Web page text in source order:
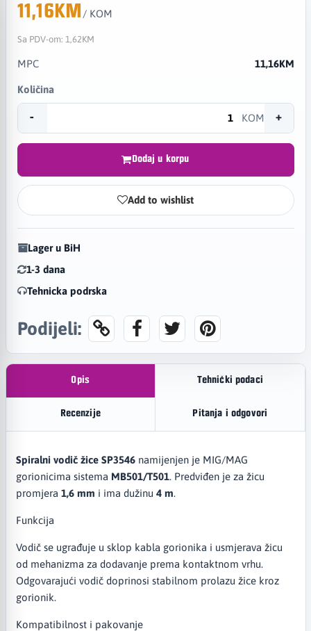
11,16KM / KOM
Sa PDV-om: 1,62KM
MPC 11,16KM
Količina
- KOM +
Dodaj u korpu
Add to wishlist
Lager u BiH
1-3 dana
Tehnicka podrska
Podijeli:
Opis Tehnički podaci
Recenzije Pitanja i odgovori
Spiralni vodič žice SP3546namijenjen je MIG/MAG
gorionicima sistema MB501/T501. Predviđen je za žicu
promjera 1,6 mm i ima dužinu 4 m.
Funkcija
Vodič se ugrađuje u sklop kabla gorionika i usmjerava žicu
od mehanizma za dodavanje prema kontaktnom vrhu.
Odgovarajući vodič doprinosi stabilnom prolazu žice kroz
gorionik.
Kompatibilnost i pakovanje